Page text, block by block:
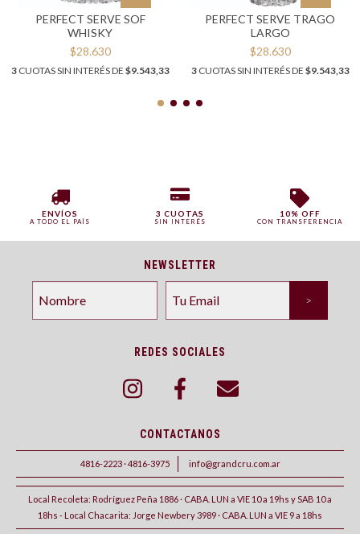
PERFECT SERVE SOF
WHISKY
$28.630
3CUOTAS SIN INTERÉS DE $9.543,33
PERFECT SERVE TRAGO
LARGO
$28.630
3CUOTAS SIN INTERÉS DE $9.543,33
ENVÍOS
A TODO EL PAÍS
3 CUOTAS
SIN INTERÉS
10% OFF
CON TRANSFERENCIA
NEWSLETTER
REDES SOCIALES
CONTACTANOS
4816-2223 · 4816-3975 info@grandcru.com.ar
Local Recoleta: Rodríguez Peña 1886 · CABA. LUN a VIE 10 a 19hs y SAB 10 a
18hs - Local Chacarita: Jorge Newbery 3989 · CABA. LUN a VIE 9 a 18hs